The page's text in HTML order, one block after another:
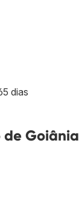
dias
de Goiânia